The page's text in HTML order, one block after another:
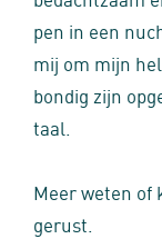
pen in een
mij om mijn
bondig zijn
taal.
Meer weten of
gerust.